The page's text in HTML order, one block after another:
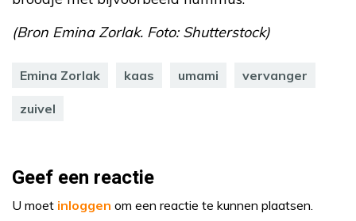
(Bron Emina Zorlak. Foto: Shutterstock)
Emina Zorlak kaas umami vervanger
zuivel
Geef een reactie
U moet inloggen om een reactie te kunnen plaatsen.